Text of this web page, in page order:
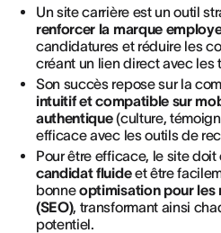
Un site carrière est un outil
renforcer la marque
candidatures et réduire les
créant un lien direct avec les
Son succès repose sur la
intuitif et compatible sur
authentique(culture,
efficace avec les outils de
Pour être efficace, le site doit
candidat fluideet être
bonneoptimisation pour les
(SEO), transformant ainsi
potentiel.